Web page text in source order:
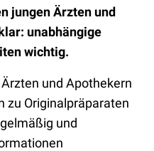
jungen Ärzten und
unabhängige
wichtig.
und Apothekern
zu Originalpräparaten
und